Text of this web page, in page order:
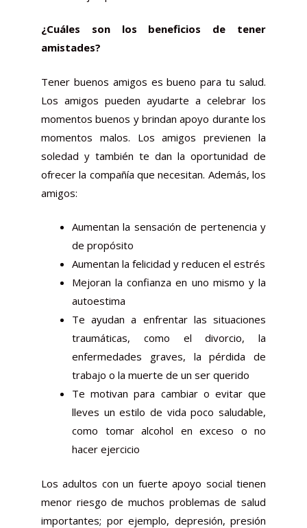
¿Cuáles son los beneficios de tener
amistades?
Tener buenos amigos es bueno para tu salud.
Los amigos pueden ayudarte a celebrar los
momentos buenos y brindan apoyo durante los
momentos malos. Los amigos previenen la
soledad y también te dan la oportunidad de
ofrecer la compañía que necesitan. Además, los
amigos:
Aumentan la sensación de pertenencia y
de propósito
Aumentan la felicidad y reducen el estrés
Mejoran la confianza en uno mismo y la
autoestima
Te ayudan a enfrentar las situaciones
traumáticas, como el divorcio, la
enfermedades graves, la pérdida de
trabajo o la muerte de un ser querido
Te motivan para cambiar o evitar que
lleves un estilo de vida poco saludable,
como tomar alcohol en exceso o no
hacer ejercicio
Los adultos con un fuerte apoyo social tienen
menor riesgo de muchos problemas de salud
importantes; por ejemplo, depresión, presión